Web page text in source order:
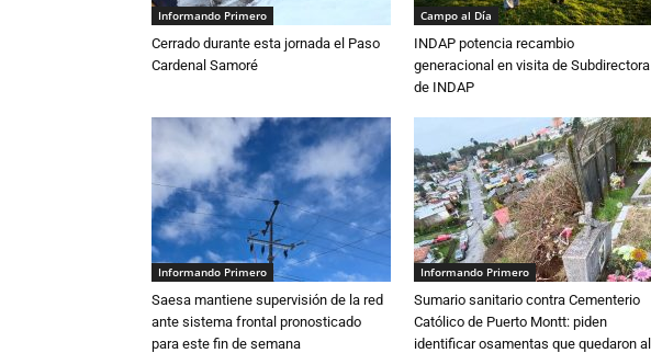
Informando Primero
Cerrado durante esta jornada el Paso
Cardenal Samoré
Campo al Día
INDAP potencia recambio
generacional en visita de Subdirectora
de INDAP
Informando Primero
Saesa mantiene supervisión de la red
ante sistema frontal pronosticado
para este fin de semana
Informando Primero
Sumario sanitario contra Cementerio
Católico de Puerto Montt: piden
identificar osamentas que quedaron al